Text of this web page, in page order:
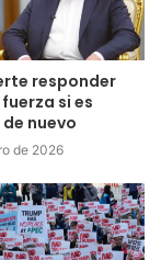
responder
si es
nuevo
de 2026